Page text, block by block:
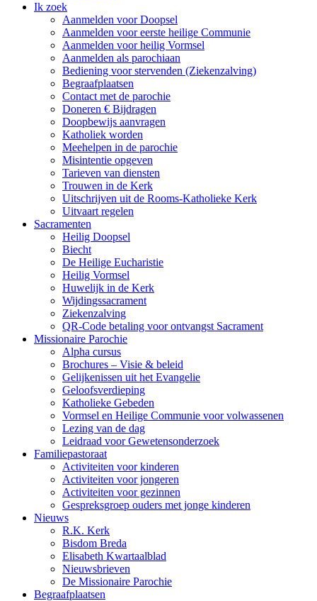
Ik zoek
Aanmelden voor Doopsel
Aanmelden voor eerste heilige Communie
Aanmelden voor heilig Vormsel
Aanmelden als parochiaan
Bediening voor stervenden (Ziekenzalving)
Begraafplaatsen
Contact met de parochie
Doneren € Bijdragen
Doopbewijs aanvragen
Katholiek worden
Meehelpen in de parochie
Misintentie opgeven
Tarieven van diensten
Trouwen in de Kerk
Uitschrijven uit de Rooms-Katholieke Kerk
Uitvaart regelen
Sacramenten
Heilig Doopsel
Biecht
De Heilige Eucharistie
Heilig Vormsel
Huwelijk in de Kerk
Wijdingssacrament
Ziekenzalving
QR-Code betaling voor ontvangst Sacrament
Missionaire Parochie
Alpha cursus
Brochures – Visie & beleid
Gelijkenissen uit het Evangelie
Geloofsverdieping
Katholieke Gebeden
Vormsel en Heilige Communie voor volwassenen
Lezing van de dag
Leidraad voor Gewetensonderzoek
Familiepastoraat
Activiteiten voor kinderen
Activiteiten voor jongeren
Activiteiten voor gezinnen
Gespreksgroep ouders met jonge kinderen
Nieuws
R.K. Kerk
Bisdom Breda
Elisabeth Kwartaalblad
Nieuwsbrieven
De Missionaire Parochie
Begraafplaatsen